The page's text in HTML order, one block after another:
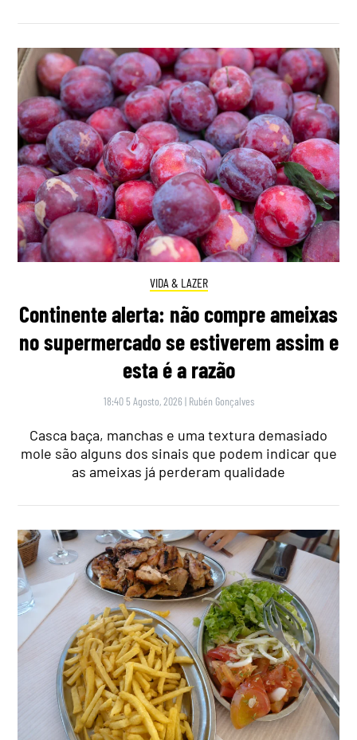
VIDA & LAZER
Continente alerta: não compre ameixas
no supermercado se estiverem assim e
esta é a razão
18:40 5 Agosto, 2026 | Rubén Gonçalves
Casca baça, manchas e uma textura demasiado
mole são alguns dos sinais que podem indicar que
as ameixas já perderam qualidade